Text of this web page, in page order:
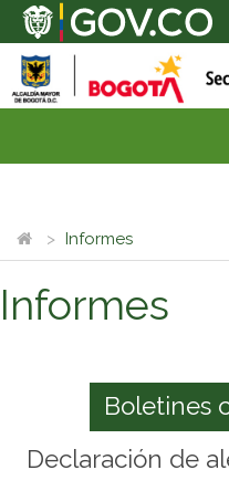
Informes
Informes
Boletines
Declaración de